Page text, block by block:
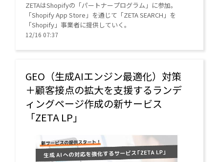
ZETAはShopifyの「パートナープログラム」に参加。
「Shopify App Store」を通じて「ZETA SEARCH」を
「Shopify」事業者に提供していく。
12/16 07:37
GEO（生成AIエンジン最適化）対策
＋顧客接点の拡大を支援するランデ
ィングページ作成の新サービス
「ZETA LP」